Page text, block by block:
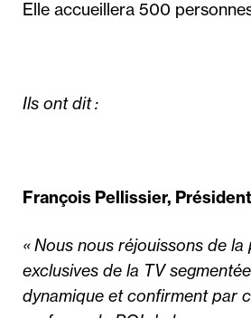
Elle accueillera 500
Ils ont dit :
François Pellissier,
« Nous nous réjouissons de
exclusives de la TV
dynamique et confirment par